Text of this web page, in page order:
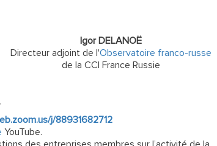
Igor DELANOË
Directeur adjoint de l'Observatoire franco-russe
de la CCI France Russie
j/88931682712
YouTube.